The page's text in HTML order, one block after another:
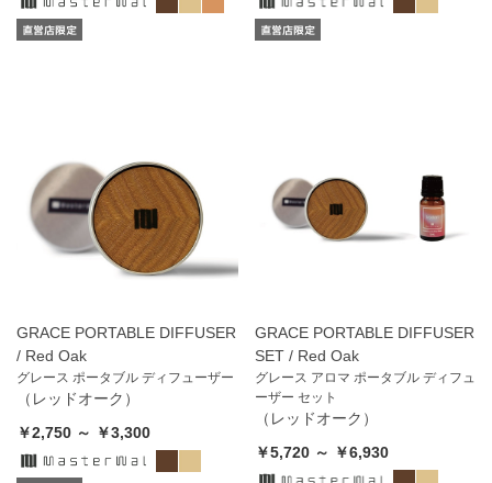
GRACE PORTABLE DIFFUSER
/ Red Oak
グレース ポータブル ディフューザー
（レッドオーク）
￥2,750 ～ ￥3,300
GRACE PORTABLE DIFFUSER
SET / Red Oak
グレース アロマ ポータブル ディフュ
ーザー セット
（レッドオーク）
￥5,720 ～ ￥6,930